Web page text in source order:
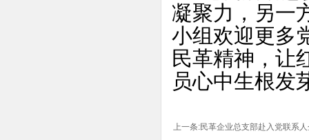
凝聚力，另一
小组欢迎更多
民革精神，让
员心中生根发
上一条:民革企业总支部赴入党联系